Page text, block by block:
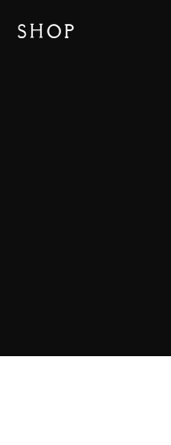
SH OP